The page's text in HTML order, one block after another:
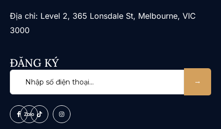
Địa chỉ: Level 2, 365 Lonsdale St, Melbourne, VIC
3000
ĐĂNG KÝ